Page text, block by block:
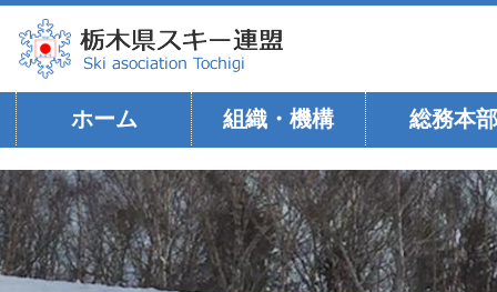
ホーム 組織・機構 総務本部